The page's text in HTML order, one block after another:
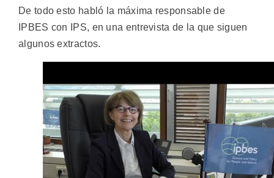
De todo esto habló la máxima responsable de
IPBES con IPS, en una entrevista de la que siguen
algunos extractos.